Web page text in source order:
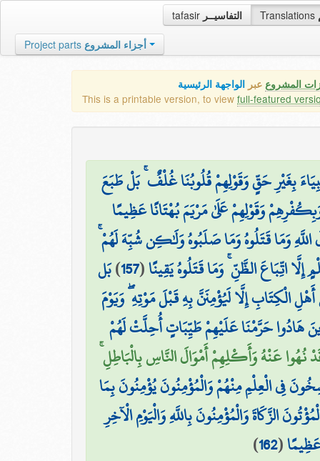
tafasir التفاسيــر Translations
Project parts أجزاء المشروع
المشروع عبر الواجهة الرئيسية
This is a printable version, to view full-featured
بِغَيْرِ حَقٍّ وَقَوْلِهِمْ قُلُوبُنَا غُلْفٌ ۚ بَلْ طَبَعَ
وَقَوْلِهِمْ عَلَىٰ مَرْيَمَ بُهْتَانًا عَظِيمًا
وَمَا قَتَلُوهُ وَمَا صَلَبُوهُ وَلَٰكِن شُبِّهَ لَهُمْ
اتِّبَاعَ الظَّنِّ ۚ وَمَا قَتَلُوهُ يَقِينًا(
157
)بَل
الْكِتَابِ إِلَّا لَيُؤْمِنَنَّ بِهِ قَبْلَ مَوْتِهِ ۖ وَيَوْمَ
هَادُوا حَرَّمْنَا عَلَيْهِمْ طَيِّبَاتٍ أُحِلَّتْ لَهُمْ
نُهُوا عَنْهُ وَأَكْلِهِمْ أَمْوَالَ النَّاسِ بِالْبَاطِلِ
فِي الْعِلْمِ مِنْهُمْ وَالْمُؤْمِنُونَ يُؤْمِنُونَ بِمَا
الزَّكَاةَ وَالْمُؤْمِنُونَ بِاللَّهِ وَالْيَوْمِ الْآخِرِ
(
162
)